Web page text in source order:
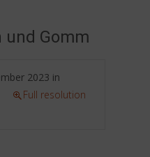
und Gomm
2023 in
Full resolution